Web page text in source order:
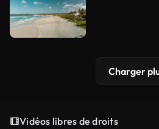
Charger
Vidéos libres de droits